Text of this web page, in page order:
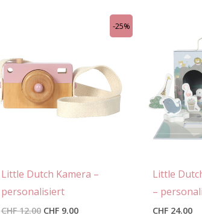
-25%
Little Dutch Kamera –
personalisiert
CHF12.00 CHF9.00
Aktueller
Little
–
CHF 24.00